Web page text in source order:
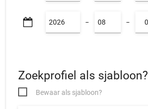
− −
Zoekprofiel als sjabloon?
Bewaar als sjabloon?